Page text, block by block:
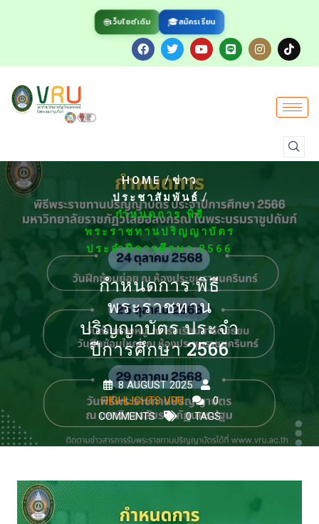
🌐เว็บไซต์เดิม 🎓สมัครเรียน
HOME/ข่าว
ประชาสัมพันธ์ /
กำหนดการ พิธี
พระราชทานปริญญาบัตร
ประจำปีการศึกษา 2566
กำหนดการ พิธี
พระราชทาน
ปริญญาบัตร ประจำ
ปีการศึกษา 2566
8 AUGUST 2025
HIGHLIGHTS VRU
0
COMMENTS
0 TAGS